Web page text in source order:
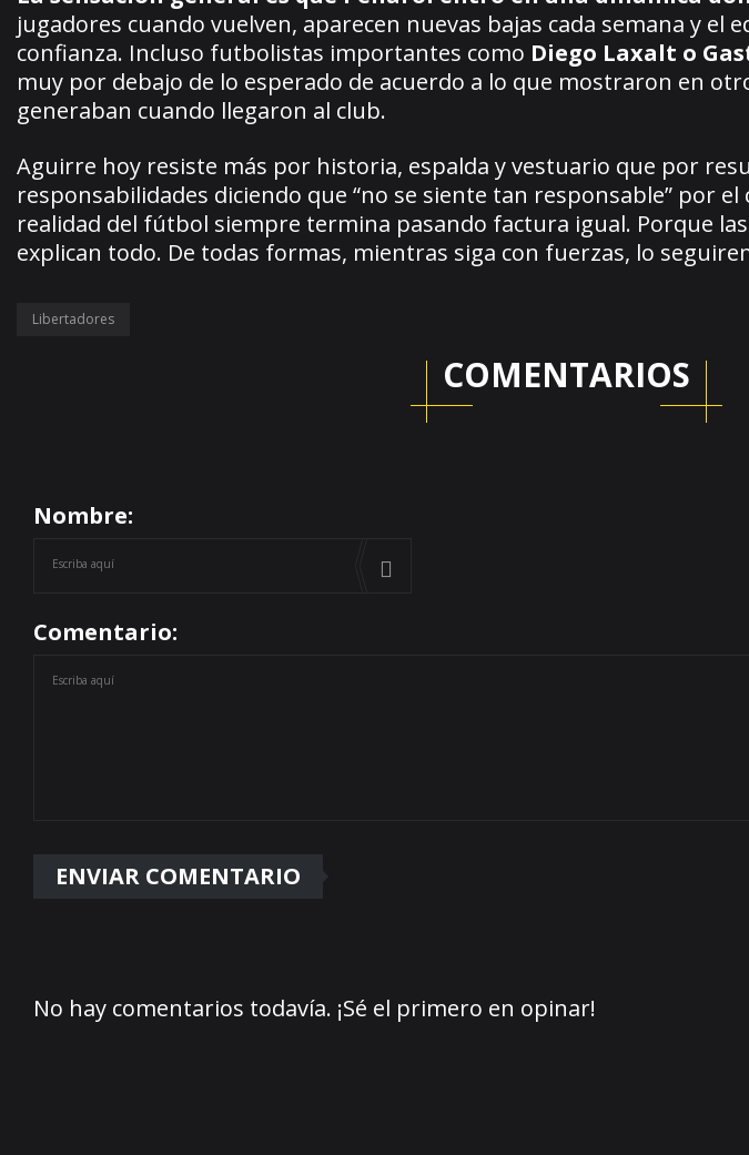
jugadores cuando vuelven, aparecen nuevas bajas cada semana y el
confianza. Incluso futbolistas importantes como Diego Laxalt o
muy por debajo de lo esperado de acuerdo a lo que mostraron en
generaban cuando llegaron al club.
Aguirre hoy resiste más por historia, espalda y vestuario que por
responsabilidades diciendo que “no se siente tan responsable” por
realidad del fútbol siempre termina pasando factura igual. Porque
explican todo. De todas formas, mientras siga con fuerzas, lo
Libertadores
COMENTARIOS
Nombre:
Comentario:
No hay comentarios todavía. ¡Sé el primero en opinar!